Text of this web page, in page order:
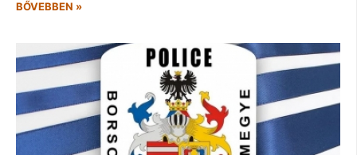
BŐVEBBEN »